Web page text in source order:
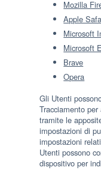
Mozilla
Apple
Microsoft
Microsoft
Brave
Opera
Gli Utenti
Tracciamento
tramite le
impostazioni di
impostazioni
Utenti possono
dispositivo per